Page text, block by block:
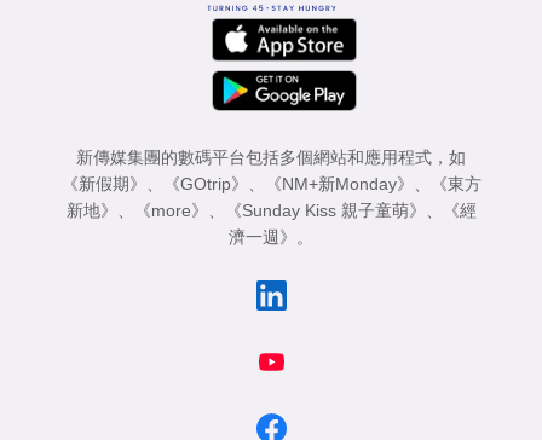
新傳媒集團的數碼平台包括多個網站和應用程式，如
《新假期》
《GOtrip》 《NM+新Monday》
《東方
新地》
《more》 《Sunday Kiss 親子童萌》
《經
濟一週》
。